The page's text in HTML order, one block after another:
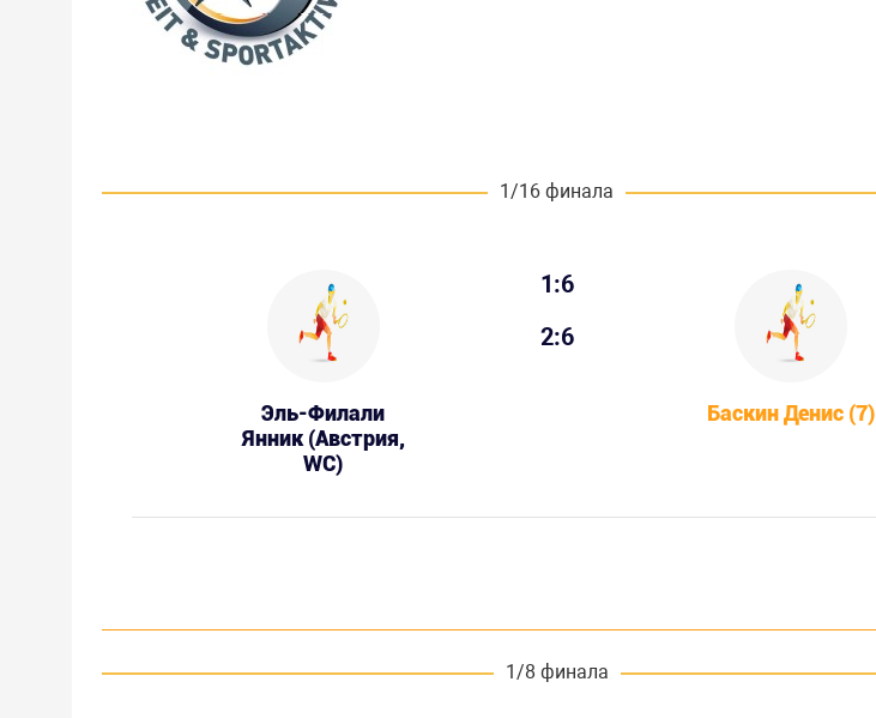
1/16 финала
Эль-Филали
Янник (Австрия,
WC)
1:6
2:6
Баскин Денис (7)
1/8 финала